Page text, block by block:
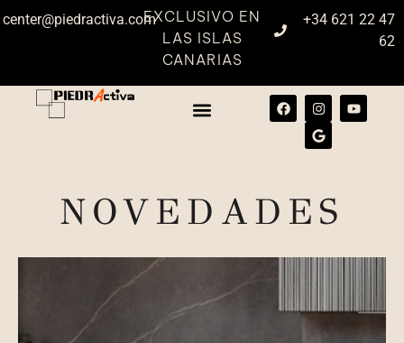
center@piedractiva.comEXCLUSIVO EN
LAS ISLAS
CANARIAS
+34 621 22 47
62
NOVEDADES